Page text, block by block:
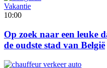
Vakantie
10:00
Op zoek naar een leuke
de oudste stad van België